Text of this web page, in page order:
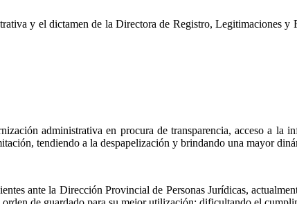
y el dictamen de la Directora de Registro, Legitimaciones y
administrativa en procura de transparencia, acceso a la
tendiendo a la despapelización y brindando una mayor
antela Dirección Provincial de Personas Jurídicas,